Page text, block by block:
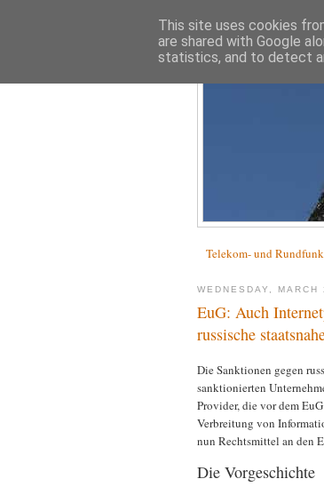
Telekom- und
WEDNESDAY,
EuG: Auch
russische
Die Sanktionen gegen
sanktionierten
Provider, die vor dem
Verbreitung von
nun Rechtsmittel an den
Die Vorgeschichte
This site uses cookies
are shared with Google
statistics, and to detect